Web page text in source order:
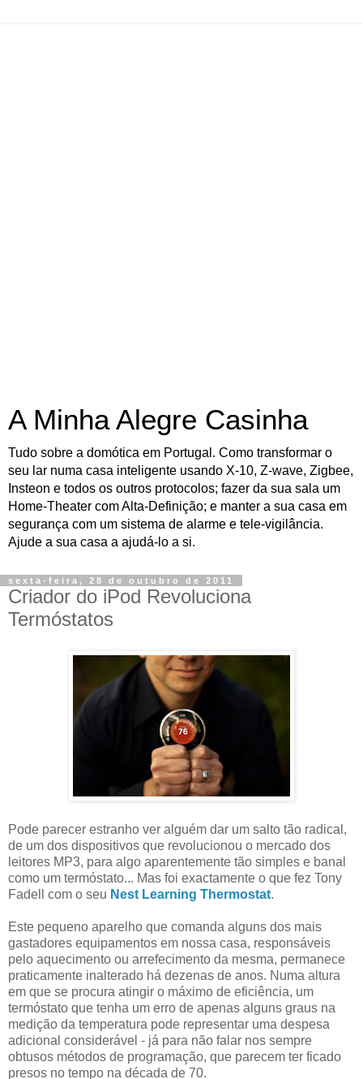
A Minha Alegre Casinha
Tudo sobre a domótica em Portugal. Como transformar o
seu lar numa casa inteligente usando X-10, Z-wave, Zigbee,
Insteon e todos os outros protocolos; fazer da sua sala um
Home-Theater com Alta-Definição; e manter a sua casa em
segurança com um sistema de alarme e tele-vigilância.
Ajude a sua casa a ajudá-lo a si.
sexta-feira, 28 de outubro de 2011
Criador do iPod Revoluciona
Termóstatos
Pode parecer estranho ver alguém dar um salto tão radical,
de um dos dispositivos que revolucionou o mercado dos
leitores MP3, para algo aparentemente tão simples e banal
como um termóstato... Mas foi exactamente o que fez Tony
Fadell com o seu Nest Learning Thermostat.
Este pequeno aparelho que comanda alguns dos mais
gastadores equipamentos em nossa casa, responsáveis
pelo aquecimento ou arrefecimento da mesma, permanece
praticamente inalterado há dezenas de anos. Numa altura
em que se procura atingir o máximo de eficiência, um
termóstato que tenha um erro de apenas alguns graus na
medição da temperatura pode representar uma despesa
adicional considerável - já para não falar nos sempre
obtusos métodos de programação, que parecem ter ficado
presos no tempo na década de 70.